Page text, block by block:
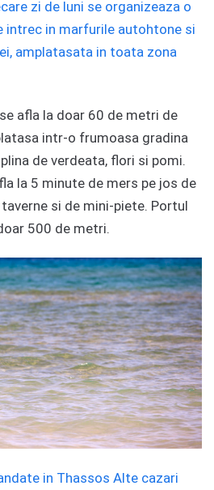
zi de luni se organizeaza o
intrec in marfurile autohtone si
amplatasata in toata zona
afla la doar 60 de metri de
intr-o frumoasa gradina
de verdeata, flori si pomi.
la 5 minute de mers pe jos de
si de mini-piete. Portul
500 de metri.
in Thassos Alte cazari